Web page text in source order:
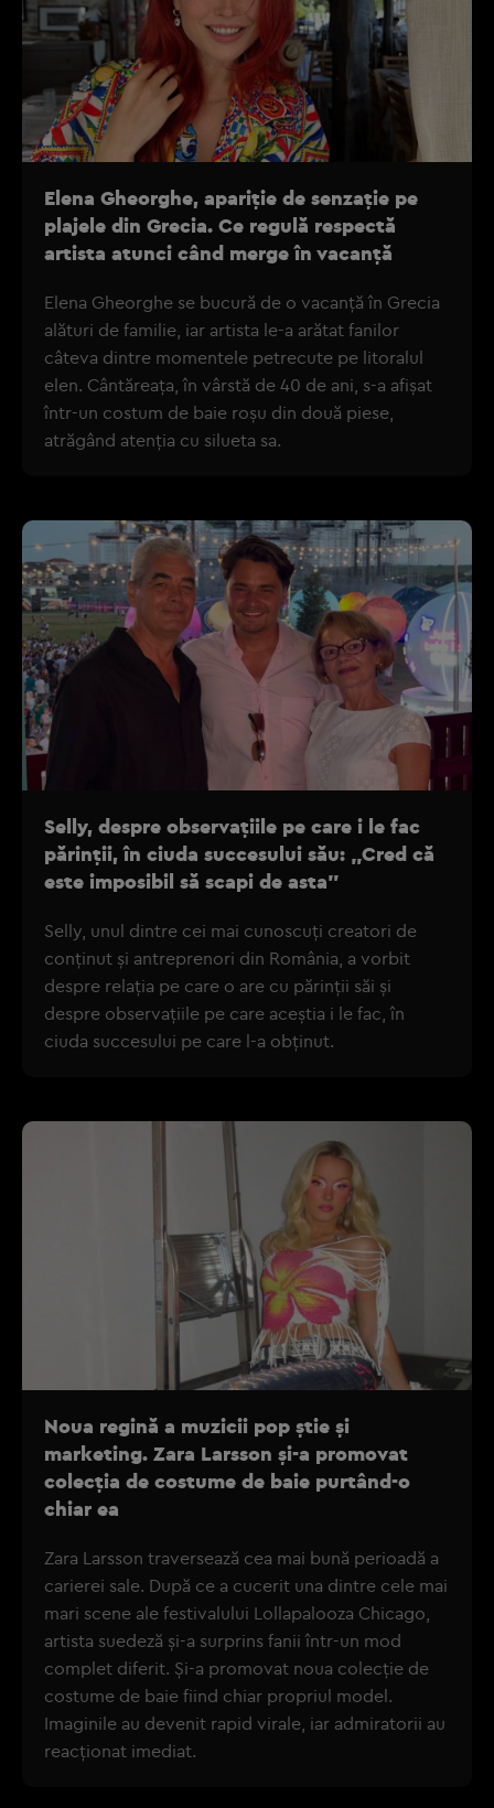
Elena Gheorghe, apariție de senzație pe
plajele din Grecia. Ce regulă respectă
artista atunci când merge în vacanță
Elena Gheorghe se bucură de o vacanță în Grecia
alături de familie, iar artista le-a arătat fanilor
câteva dintre momentele petrecute pe litoralul
elen. Cântăreața, în vârstă de 40 de ani, s-a afișat
într-un costum de baie roșu din două piese,
atrăgând atenția cu silueta sa.
Selly, despre observațiile pe care i le fac
părinții, în ciuda succesului său: „Cred că
este imposibil să scapi de asta”
Selly, unul dintre cei mai cunoscuți creatori de
conținut și antreprenori din România, a vorbit
despre relația pe care o are cu părinții săi și
despre observațiile pe care aceștia i le fac, în
ciuda succesului pe care l-a obținut.
Noua regină a muzicii pop știe și
marketing. Zara Larsson și-a promovat
colecția de costume de baie purtând-o
chiar ea
Zara Larsson traversează cea mai bună perioadă a
carierei sale. După ce a cucerit una dintre cele mai
mari scene ale festivalului Lollapalooza Chicago,
artista suedeză și-a surprins fanii într-un mod
complet diferit. Și-a promovat noua colecție de
costume de baie fiind chiar propriul model.
Imaginile au devenit rapid virale, iar admiratorii au
reacționat imediat.